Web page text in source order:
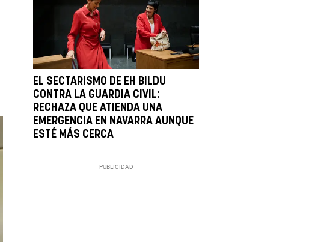
EL SECTARISMO DE EH BILDU
CONTRA LA GUARDIA CIVIL:
RECHAZA QUE ATIENDA UNA
EMERGENCIA EN NAVARRA AUNQUE
ESTÉ MÁS CERCA